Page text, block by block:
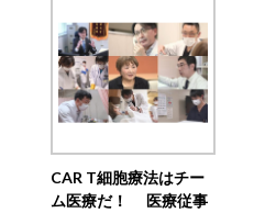
CAR T細胞療法はチー
ム医療だ！ 医療従事